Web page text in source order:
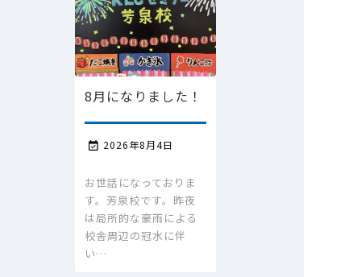
8月になりました！
 2026年8月4日
お世話になっておりま
す。芳泉校です。昨夜
は局所的な豪雨による
校舎周辺の冠水に伴
い…